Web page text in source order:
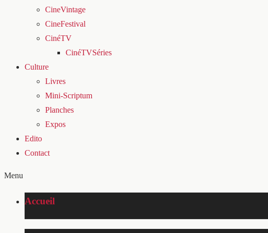
CineVintage
CineFestival
CinéTV
CinéTVSéries
Culture
Livres
Mini-Scriptum
Planches
Expos
Edito
Contact
Menu
Accueil